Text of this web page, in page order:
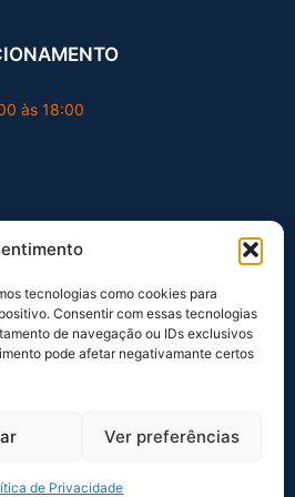
tecnologias como cookies para
Consentir com essas tecnologias
de navegação ou IDs exclusivos
pode afetar negativamante certos
Ver preferências
de Privacidade
às 18:00